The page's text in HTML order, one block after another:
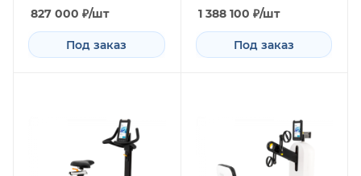
827 000 ₽/шт
Под заказ
1 388 100 ₽/шт
Под заказ